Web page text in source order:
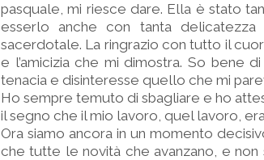
pasquale, mi riesce dare. Ella è stato
esserlo anche con tanta
sacerdotale. La ringrazio con tutto il
e l’amicizia che mi dimostra. So bene
tenacia e disinteresse quello che mi
Ho sempre temuto di sbagliare e ho
il segno che il mio lavoro, quel lavoro,
Ora siamo ancora in un momento
che tutte le novità che avanzano, e